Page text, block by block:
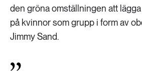
den gröna omställningen att
på kvinnor som grupp i form av
Jimmy Sand.